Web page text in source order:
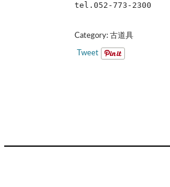
tel.052-773-2300
Category: 古道具
Tweet